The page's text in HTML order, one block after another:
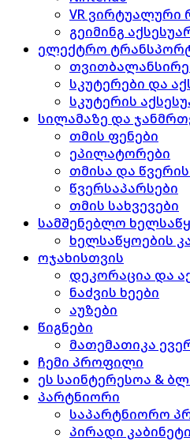
VR ვირტუალური
გეიმინგ
ელექტრო
სკუტერები და
სკუტერის
სილამაზე და
თმის ფენები
ეპილატორები
თმისა და
წვერსაპარსები
თმის სახვევები
სამშენებლო
ხელსაწყოების
ოჯახისთვის
დეკორაცია და
ნაძვის ხეები
აუზები
წიგნები
მათემათიკა
ჩემი პროფილი
ეს საინტერესოა &
პარტნიორი
საპარტნიორო
პირადი კაბინეტი